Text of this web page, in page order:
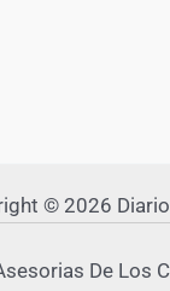
© 2026
De Los